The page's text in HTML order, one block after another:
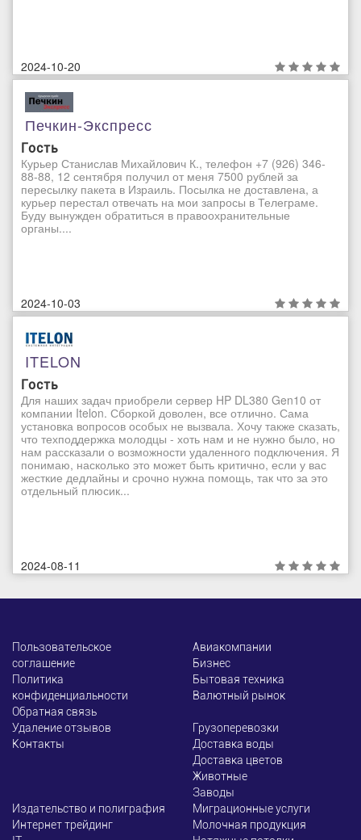
2024-10-20
Печкин-Экспресс
Гость
Курьер Станислав Михайлович К., телефон +7 (926) 346-
88-88, 12 сентября получил от меня 7500 рублей за
пересылку пакета в Израиль. Посылка не доставлена, а
курьер перестал отвечать на мои запросы в Телеграме.
Буду вынужден обратиться в правоохранительные
органы....
2024-10-03
ITELON
Гость
Для наших задач приобрели сервер HP DL380 Gen10 от
компании Itelon. Сборкой доволен, все отлично. Сама
установка вопросов особых не вызвала. Хочу также сказать,
что техподдержка молодцы - хоть нам и не нужно было, но
нам рассказали о возможности удаленного подключения. Я
понимаю, насколько это может быть критично, если у вас
жесткие дедлайны и срочно нужна помощь, так что за это
отдельный плюсик...
2024-08-11
Пользовательское
соглашение
Политика
конфиденциальности
Обратная связь
Удаление отзывов
Контакты
Авиакомпании
Бизнес
Бытовая техника
Валютный рынок
Грузоперевозки
Доставка воды
Доставка цветов
Животные
Заводы
Издательство и полиграфия
Интернет трейдинг
Миграционные услуги
Молочная продукция